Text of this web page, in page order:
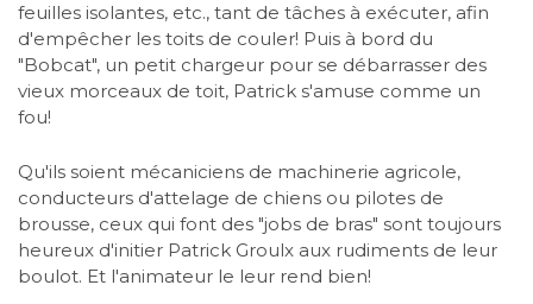
feuilles isolantes, etc., tant de tâches à exécuter, afin
d'empêcher les toits de couler! Puis à bord du
"Bobcat", un petit chargeur pour se débarrasser des
vieux morceaux de toit, Patrick s'amuse comme un
fou!
Qu'ils soient mécaniciens de machinerie agricole,
conducteurs d'attelage de chiens ou pilotes de
brousse, ceux qui font des "jobs de bras" sont toujours
heureux d'initier Patrick Groulx aux rudiments de leur
boulot. Et l'animateur le leur rend bien!